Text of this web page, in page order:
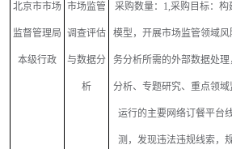
北京市市场
监督管理局
本级行政
市场监管
调查评估
与数据分
析
采购数量： 1,采购目标：构
模型，开展市场监管领域
务分析所需的外部数据处
分析、专题研究、重点领
运行的主要网络订餐平台
测，发现违法违规线索，